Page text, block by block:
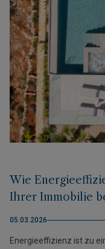
Wie
Ihrer Immobilie
05.03.2026
Energieeffizienz ist zu